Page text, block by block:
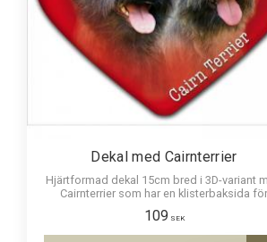
Dekal med Cairnterrier
Hjärtformad dekal 15cm bred i 3D-variant
Cairnterrier som har en klisterbaksida för
109 SEK